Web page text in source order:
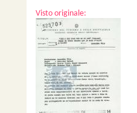
Visto originale: